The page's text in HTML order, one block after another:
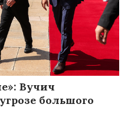
Вучич
большого